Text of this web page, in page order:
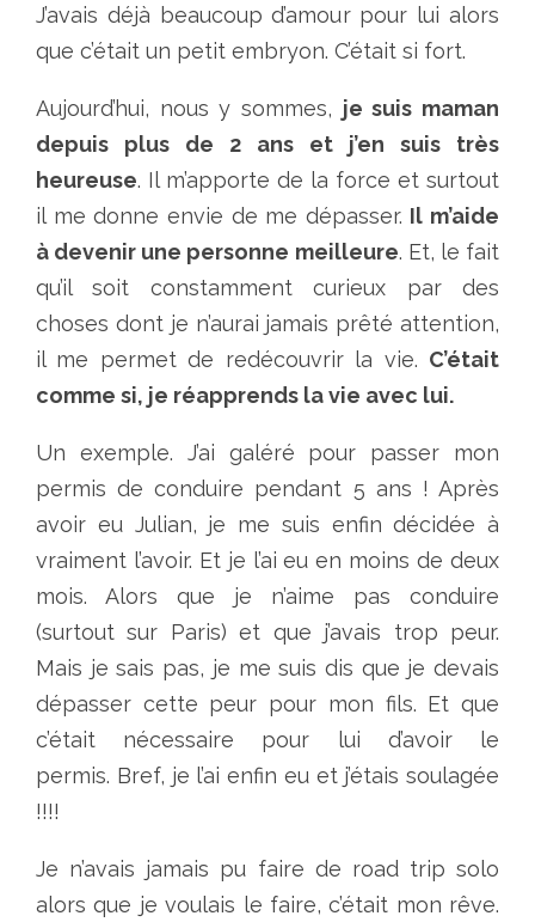
J’avais déjà beaucoup d’amour pour lui alors
que c’était un petit embryon. C’était si fort.
Aujourd’hui, nous y sommes, je suis maman
depuis plus de 2 ans et j’en suis très
heureuse. Il m’apporte de la force et surtout
il me donne envie de me dépasser. Il m’aide
à devenir une personne meilleure. Et, le fait
qu’il soit constamment curieux par des
choses dont je n’aurai jamais prêté attention,
il me permet de redécouvrir la vie. C’était
comme si, je réapprends la vie avec lui.
Un exemple. J’ai galéré pour passer mon
permis de conduire pendant 5 ans ! Après
avoir eu Julian, je me suis enfin décidée à
vraiment l’avoir. Et je l’ai eu en moins de deux
mois. Alors que je n’aime pas conduire
(surtout sur Paris) et que j’avais trop peur.
Mais je sais pas, je me suis dis que je devais
dépasser cette peur pour mon fils. Et que
c’était nécessaire pour lui d’avoir le
permis. Bref, je l’ai enfin eu et j’étais soulagée
!!!!
Je n’avais jamais pu faire de road trip solo
alors que je voulais le faire, c’était mon rêve.